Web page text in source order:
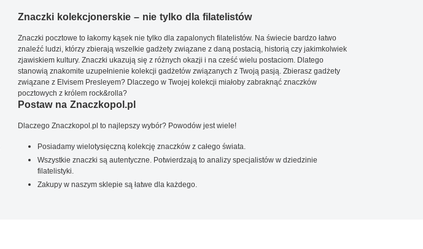
Znaczki kolekcjonerskie – nie tylko dla filatelistów
Znaczki pocztowe to łakomy kąsek nie tylko dla zapalonych filatelistów. Na świecie bardzo łatwo
znaleźć ludzi, którzy zbierają wszelkie gadżety związane z daną postacią, historią czy jakimkolwiek
zjawiskiem kultury. Znaczki ukazują się z różnych okazji i na cześć wielu postaciom. Dlatego
stanowią znakomite uzupełnienie kolekcji gadżetów związanych z Twoją pasją. Zbierasz gadżety
związane z Elvisem Presleyem? Dlaczego w Twojej kolekcji miałoby zabraknąć znaczków
pocztowych z królem rock&rolla?
Postaw na Znaczkopol.pl
Dlaczego Znaczkopol.pl to najlepszy wybór? Powodów jest wiele!
Posiadamy wielotysięczną kolekcję znaczków z całego świata.
Wszystkie znaczki są autentyczne. Potwierdzają to analizy specjalistów w dziedzinie
filatelistyki.
Zakupy w naszym sklepie są łatwe dla każdego.